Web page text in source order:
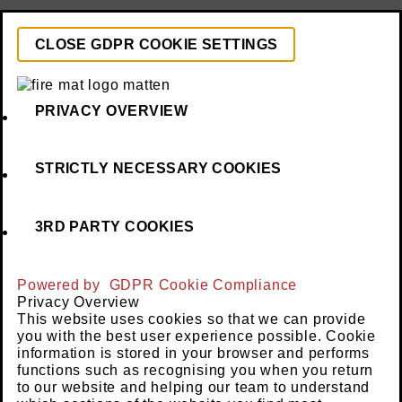
CLOSE GDPR COOKIE SETTINGS
PRIVACY OVERVIEW
STRICTLY NECESSARY COOKIES
3RD PARTY COOKIES
Powered by GDPR Cookie Compliance
Privacy Overview
This website uses cookies so that we can provide
you with the best user experience possible. Cookie
information is stored in your browser and performs
functions such as recognising you when you return
to our website and helping our team to understand